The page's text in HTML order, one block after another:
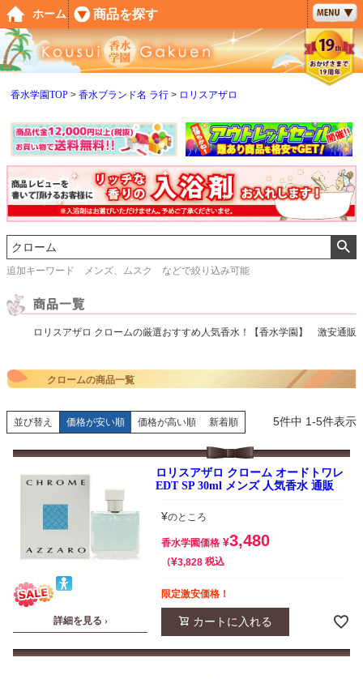
香水学園TOP 香水ブランド名 ラ行 ロリスアザロ
追加キーワード メンズ、ムスク などで絞り込み可能
ロリスアザロ クロームの厳選おすすめ人気香水！【香水学園】 激安通販
クロームの商品一覧
並び替え 価格が安い順 価格が高い順 新着順 5件中 1-5件表示
詳細を見る ›
ロリスアザロ クローム オードトワレ
EDT SP 30ml メンズ 人気香水 通販
¥のところ
香水学園価格 ¥3,480
¥3,828 税込
限定激安価格！
カートに入れる
ペー
ジト
ップ
へ
ホーム 商品を探す